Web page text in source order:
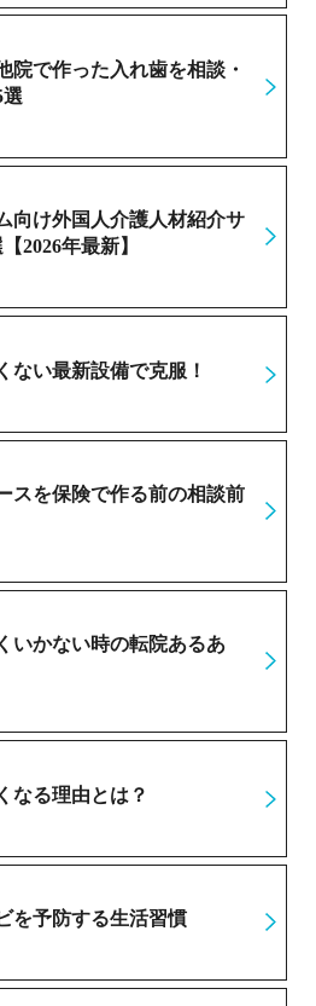
院で作った入れ歯を相談・
向け外国人介護人材紹介サ
2026年最新】
ない最新設備で克服！
スを保険で作る前の相談前
いかない時の転院あるあ
なる理由とは？
を予防する生活習慣